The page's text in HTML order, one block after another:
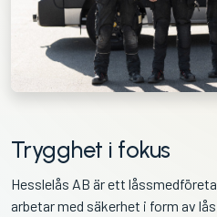
Trygghet i fokus
Hesslelås AB är ett
arbetar med säkerhet i form av